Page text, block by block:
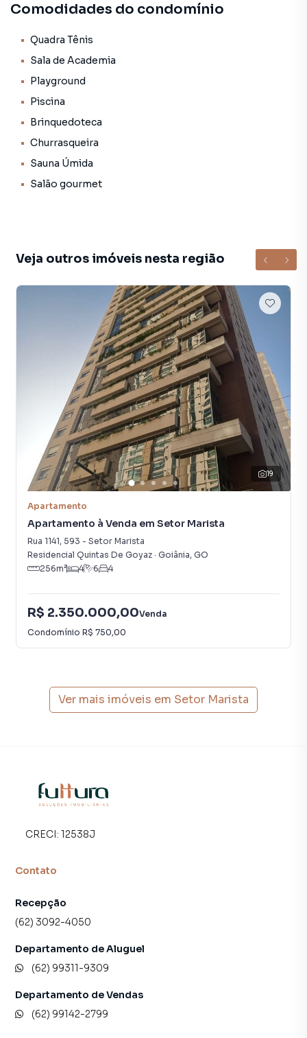
Comodidades do condomínio
Quadra Tênis
Sala de Academia
Playground
Piscina
Brinquedoteca
Churrasqueira
Sauna Úmida
Salão gourmet
Veja outros imóveis nesta região
19
Apartamento
Apartamento à Venda em Setor Marista
Rua 1141, 593 - Setor Marista
Residencial Quintas De Goyaz · Goiânia, GO
256m² 4 6 4
R$ 2.350.000,00Venda
Condomínio R$ 750,00
Ver mais imóveis em Setor Marista
CRECI: 12538J
Contato
Recepção
(62) 3092-4050
Departamento de Aluguel
(62) 99311-9309
Departamento de Vendas
(62) 99142-2799